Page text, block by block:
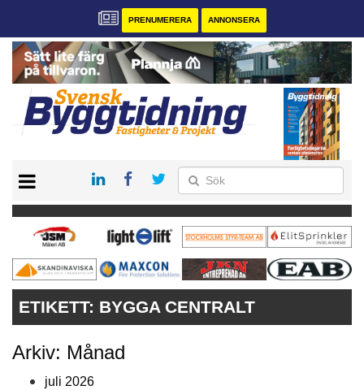
PRENUMERERA ANNONSERA
PRENUMERERA
VÅRA ANDRA MAGASIN
ANNONSERA
KONTAKT
ETIKETT: BYGGA CENTRALT
Arkiv: Månad
juli 2026